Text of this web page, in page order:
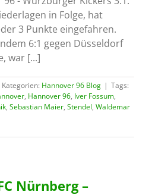
in Folge, hat
3 Punkte eingefahren.
6:1 gegen Düsseldorf
war [...]
Kategorien: Hannover 96 Blog | Tags:
, Hannover 96, Iver Fossum,
, Sebastian Maier, Stendel, Waldemar
Nürnberg –